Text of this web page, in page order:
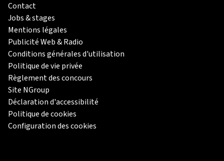
Contact
Jobs & stages
Mentions légales
Publicité Web & Radio
Conditions générales d'utilisation
Politique de vie privée
Règlement des concours
Site NGroup
Déclaration d'accessibilité
Politique de cookies
Configuration des cookies